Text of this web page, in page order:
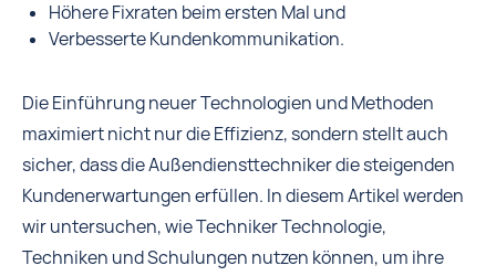
Höhere Fixraten beim ersten Mal und
Verbesserte Kundenkommunikation.
Die Einführung neuer Technologien und Methoden
maximiert nicht nur die Effizienz, sondern stellt auch
sicher, dass die Außendiensttechniker die steigenden
Kundenerwartungen erfüllen. In diesem Artikel werden
wir untersuchen, wie Techniker Technologie,
Techniken und Schulungen nutzen können, um ihre